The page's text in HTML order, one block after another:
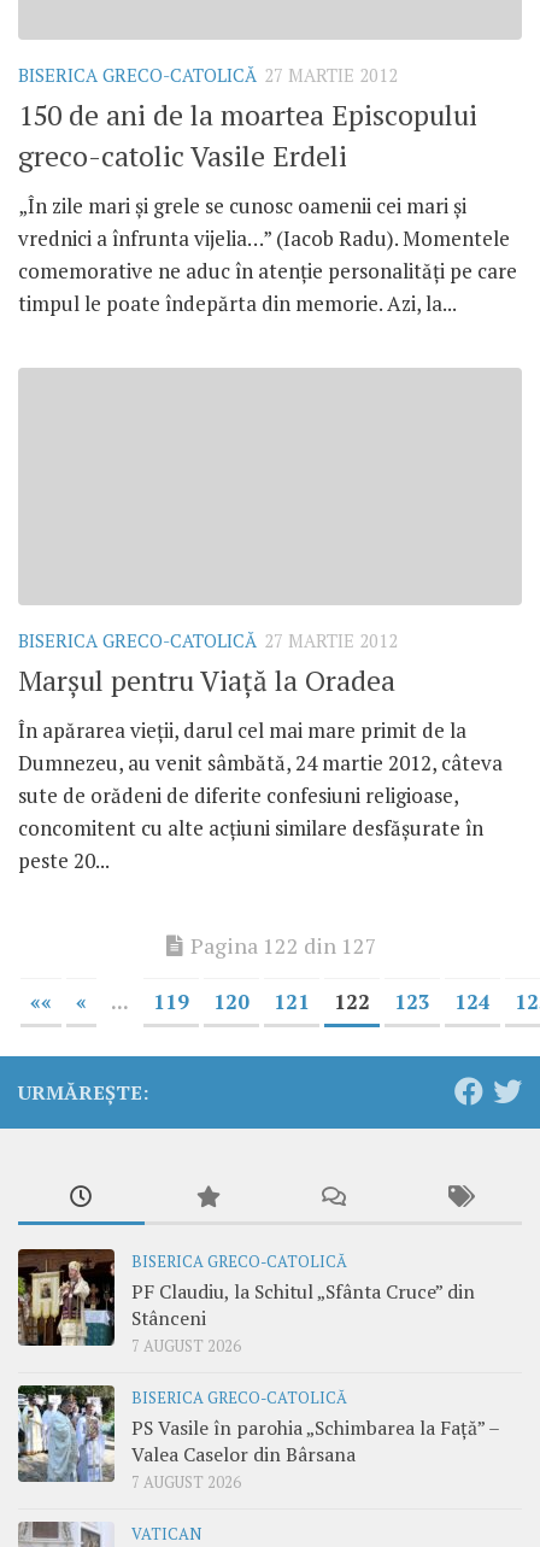
BISERICA GRECO-CATOLICĂ 27 MARTIE 2012
150 de ani de la moartea Episcopului
greco-catolic Vasile Erdeli
„În zile mari şi grele se cunosc oamenii cei mari şi
vrednici a înfrunta vijelia…” (Iacob Radu). Momentele
comemorative ne aduc în atenţie personalităţi pe care
timpul le poate îndepărta din memorie. Azi, la...
BISERICA GRECO-CATOLICĂ 27 MARTIE 2012
Marşul pentru Viaţă la Oradea
În apărarea vieţii, darul cel mai mare primit de la
Dumnezeu, au venit sâmbătă, 24 martie 2012, câteva
sute de orădeni de diferite confesiuni religioase,
concomitent cu alte acţiuni similare desfăşurate în
peste 20...
Pagina 122 din 127
«« « ... 119 120 121 122 123 124
URMĂREȘTE:
BISERICA GRECO-CATOLICĂ
PF Claudiu, la Schitul „Sfânta Cruce” din
Stânceni
7 AUGUST 2026
BISERICA GRECO-CATOLICĂ
PS Vasile în parohia „Schimbarea la Față” –
Valea Caselor din Bârsana
7 AUGUST 2026
VATICAN